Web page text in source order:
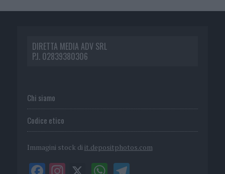
DIRETTA MEDIA ADV SRL
P.I. 02839380306
Chi siamo
Codice etico
Immagini stock di it.depositphotos.com